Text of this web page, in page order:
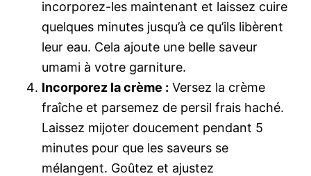
incorporez-les maintenant et laissez cuire
quelques minutes jusqu’à ce qu’ils libèrent
leur eau. Cela ajoute une belle saveur
umami à votre garniture.
Incorporez la crème : Versez la crème
fraîche et parsemez de persil frais haché.
Laissez mijoter doucement pendant 5
minutes pour que les saveurs se
mélangent. Goûtez et ajustez